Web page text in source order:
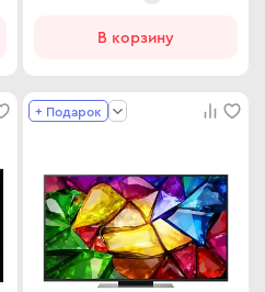
В корзину
+ Подарок